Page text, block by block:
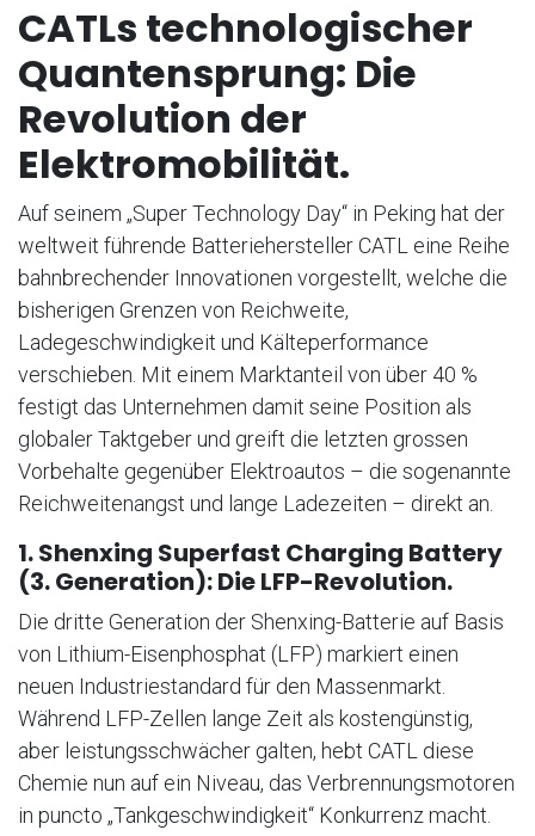
CATLs technologischer
Quantensprung: Die
Revolution der
Elektromobilität.
Auf seinem „Super Technology Day“ in Peking hat der
weltweit führende Batteriehersteller CATL eine Reihe
bahnbrechender Innovationen vorgestellt, welche die
bisherigen Grenzen von Reichweite,
Ladegeschwindigkeit und Kälteperformance
verschieben. Mit einem Marktanteil von über 40 %
festigt das Unternehmen damit seine Position als
globaler Taktgeber und greift die letzten grossen
Vorbehalte gegenüber Elektroautos – die sogenannte
Reichweitenangst und lange Ladezeiten – direkt an.
1. Shenxing Superfast Charging Battery
(3. Generation): Die LFP-Revolution.
Die dritte Generation der Shenxing-Batterie auf Basis
von Lithium-Eisenphosphat (LFP) markiert einen
neuen Industriestandard für den Massenmarkt.
Während LFP-Zellen lange Zeit als kostengünstig,
aber leistungsschwächer galten, hebt CATL diese
Chemie nun auf ein Niveau, das Verbrennungsmotoren
in puncto „Tankgeschwindigkeit“ Konkurrenz macht.